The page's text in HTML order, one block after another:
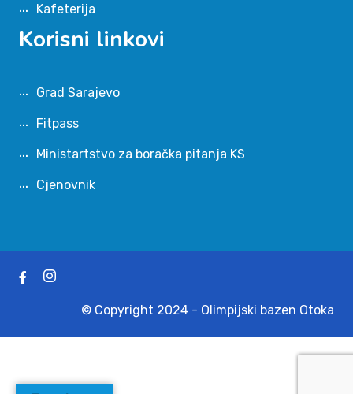
Kafeterija
Korisni linkovi
Grad Sarajevo
Fitpass
Ministartstvo za boračka pitanja KS
Cjenovnik
© Copyright 2024 - Olimpijski bazen Otoka